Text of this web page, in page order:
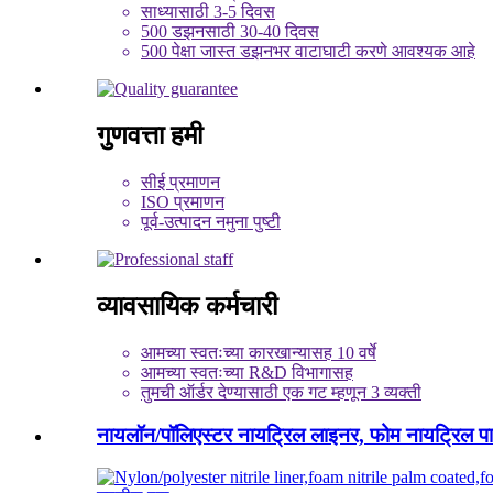
साध्यासाठी 3-5 दिवस
500 डझनसाठी 30-40 दिवस
500 पेक्षा जास्त डझनभर वाटाघाटी करणे आवश्यक आहे
गुणवत्ता हमी
सीई प्रमाणन
ISO प्रमाणन
पूर्व-उत्पादन नमुना पुष्टी
व्यावसायिक कर्मचारी
आमच्या स्वतःच्या कारखान्यासह 10 वर्षे
आमच्या स्वतःच्या R&D विभागासह
तुमची ऑर्डर देण्यासाठी एक गट म्हणून 3 व्यक्ती
नायलॉन/पॉलिएस्टर नायट्रिल लाइनर, फोम नायट्रिल